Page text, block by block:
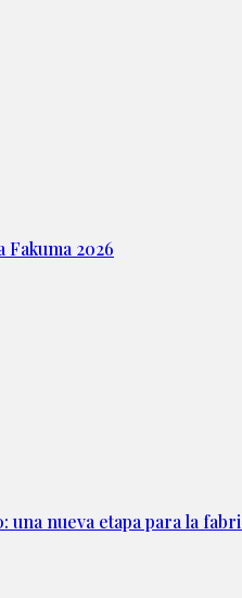
Fakuma 2026
una nueva etapa para la